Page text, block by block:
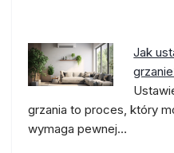
Jak
grzania to proces, który
wymaga pewnej…